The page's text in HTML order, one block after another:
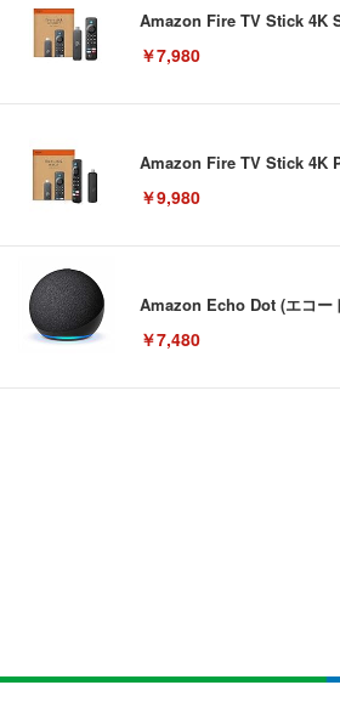
Amazon Fire TV Stick 4K
￥7,980
Amazon Fire TV Stick 4K
￥9,980
Amazon Echo Dot (エコー
￥7,480
[EdoErgo] オフィスチェ
EIZO ビジネス向けプレミ